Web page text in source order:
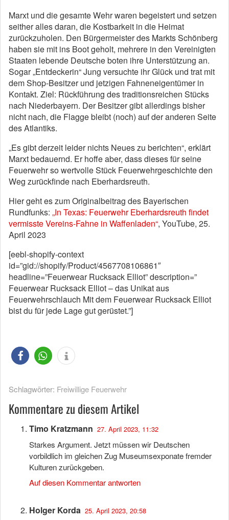
Marxt und die gesamte Wehr waren begeistert und setzen
seither alles daran, die Kostbarkeit in die Heimat
zurückzuholen. Den Bürgermeister des Markts Schönberg
haben sie mit ins Boot geholt, mehrere in den Vereinigten
Staaten lebende Deutsche boten ihre Unterstützung an.
Sogar „Entdeckerin“ Jung versuchte ihr Glück und trat mit
dem Shop-Besitzer und jetzigen Fahneneigentümer in
Kontakt. Ziel: Rückführung des traditionsreichen Stücks
nach Niederbayern. Der Besitzer gibt allerdings bisher
nicht nach, die Flagge bleibt (noch) auf der anderen Seite
des Atlantiks.
„Es gibt derzeit leider nichts Neues zu berichten“, erklärt
Marxt bedauernd. Er hoffe aber, dass dieses für seine
Feuerwehr so wertvolle Stück Feuerwehrgeschichte den
Weg zurückfinde nach Eberhardsreuth.
Hier geht es zum Originalbeitrag des Bayerischen
Rundfunks: „In Texas: Feuerwehr Eberhardsreuth findet
vermisste Vereins-Fahne in Waffenladen“, YouTube, 25.
April 2023
[eebl-shopify-context
id=”gid://shopify/Product/4567708106861″
headline=”Feuerwear Rucksack Elliot” description=”
Feuerwear Rucksack Elliot – das Unikat aus
Feuerwehrschlauch Mit dem Feuerwear Rucksack Elliot
bist du für jede Lage gut gerüstet.”]
Schlagwörter: Freiwillige Feuerwehr
Kommentare zu diesem Artikel
Timo Kratzmann 27. April 2023, 11:32
Starkes Argument. Jetzt müssen wir Deutschen
vorbildlich im gleichen Zug Museumsexponate fremder
Kulturen zurückgeben.
Auf diesen Kommentar antworten
Holger Korda 25. April 2023, 20:58